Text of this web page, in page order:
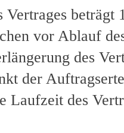
Vertrages
vor Ablauf
des
der
Laufzeit des